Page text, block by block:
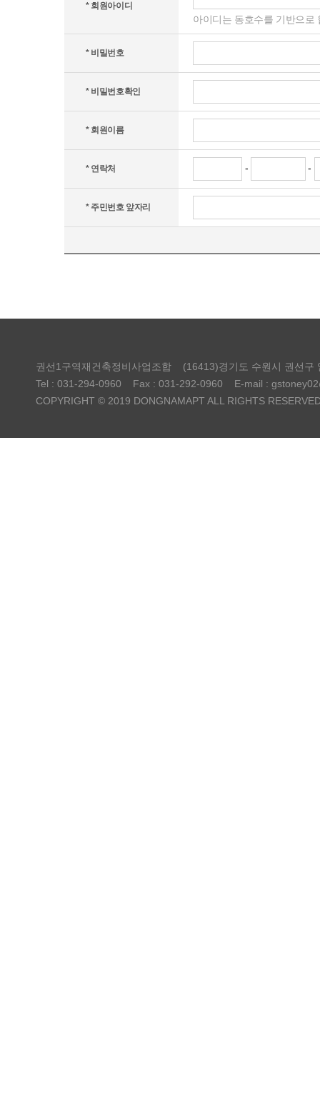
* 회원아이디
아이디는 동호수를 기반으로
* 비밀번호
* 비밀번호확인
* 회원이름
* 연락처 - -
* 주민번호 앞자리
권선1구역재건축정비사업조합
(16413)경기도 수원시 권선구
Tel : 031-294-0960
Fax : 031-292-0960
E-mail :
COPYRIGHT © 2019 DONGNAMAPT ALL RIGHTS